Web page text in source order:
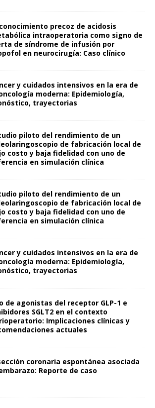
precoz de acidosis
intraoperatoria como signo de
de síndrome de infusión por
en neurocirugía: Caso clínico
y cuidados intensivos en la era de
moderna: Epidemiología,
trayectorias
piloto del rendimiento de un
de fabricación local de
costo y baja fidelidad con uno de
en simulación clínica
piloto del rendimiento de un
de fabricación local de
costo y baja fidelidad con uno de
en simulación clínica
y cuidados intensivos en la era de
moderna: Epidemiología,
trayectorias
de agonistas del receptor GLP-1 e
SGLT2 en el contexto
Implicaciones clínicas y
actuales
coronaria espontánea asociada
Reporte de caso